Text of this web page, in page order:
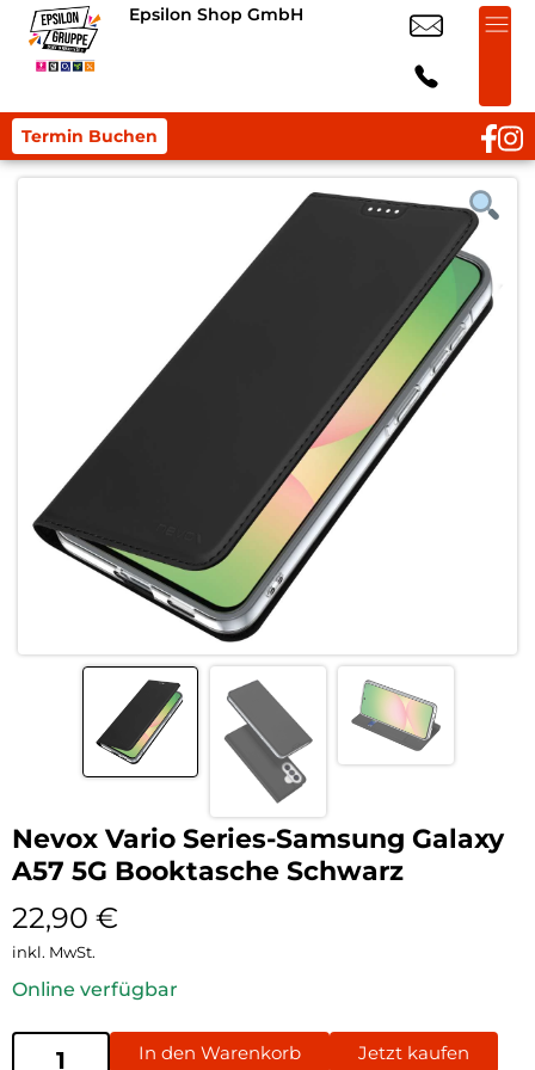
Epsilon Shop GmbH
Termin Buchen
Nevox Vario Series-Samsung Galaxy
A57 5G Booktasche Schwarz
22,90 €
inkl. MwSt.
Online verfügbar
In den Warenkorb Jetzt kaufen